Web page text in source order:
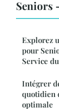
Seniors
Explorez
pour
Service
Intégrer
quotidien
optimale